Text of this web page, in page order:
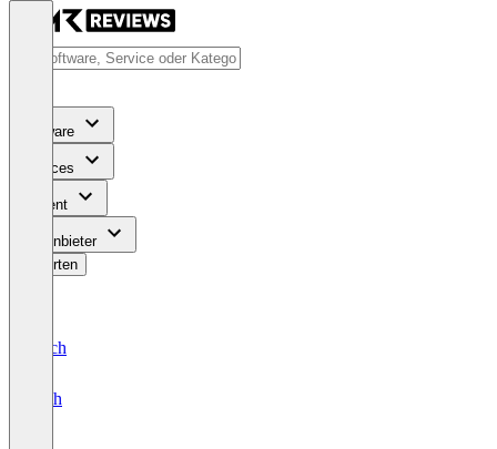
Software
Services
Content
Für Anbieter
Bewerten
Deutsch
English